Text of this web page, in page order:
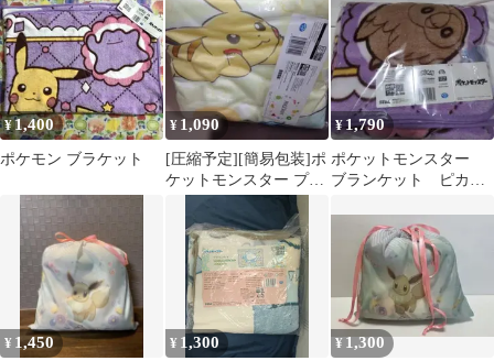
2点セット
¥1,400
ポケモン ブラケット
¥ 1,090
[圧縮予定][簡易包装]ポ
ケットモンスター プラ
ランケット
¥1,790
ポケットモンスター
ブランケット ピカチ
¥ 1,450 ¥ 1,300 ¥1,300